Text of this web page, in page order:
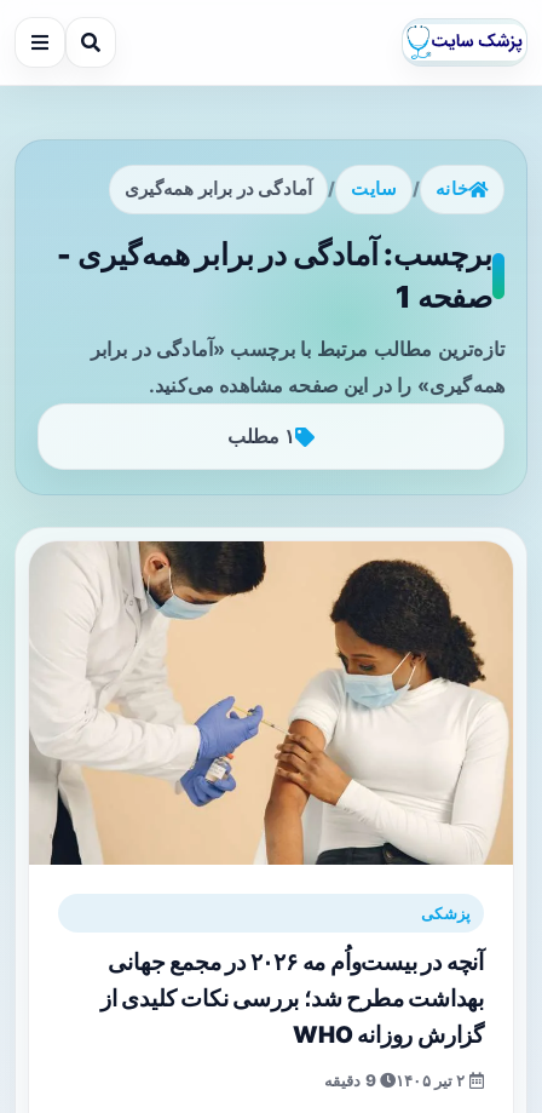
خانه / سایت / آمادگی در برابر همه‌گیری
برچسب: آمادگی در برابر همه‌گیری -
صفحه 1
تازه‌ترین مطالب مرتبط با برچسب «آمادگی در برابر
همه‌گیری» را در این صفحه مشاهده می‌کنید.
۱ مطلب
پزشکی
آنچه در بیست‌واُم مه ۲۰۲۶ در مجمع جهانی
بهداشت مطرح شد؛ بررسی نکات کلیدی از
گزارش روزانه WHO
9 دقیقه